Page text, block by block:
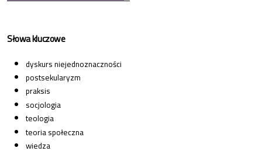
Słowa kluczowe
dyskurs niejednoznaczności
postsekularyzm
praksis
socjologia
teologia
teoria społeczna
wiedza